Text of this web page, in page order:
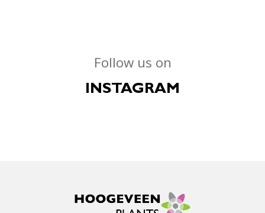
Follow us on
INSTAGRAM